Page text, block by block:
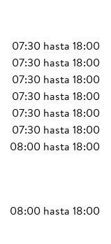
07:30 hasta 18:00
07:30 hasta 18:00
07:30 hasta 18:00
07:30 hasta 18:00
07:30 hasta 18:00
07:30 hasta 18:00
08:00 hasta 18:00
08:00 hasta 18:00